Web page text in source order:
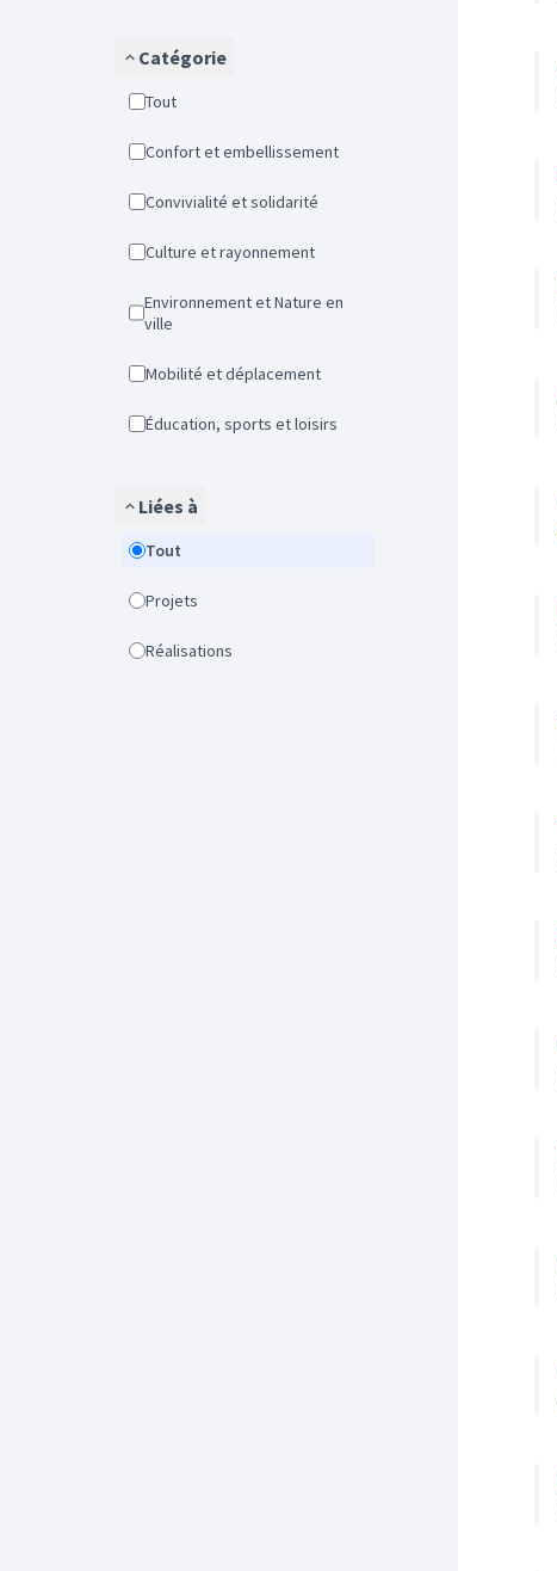
Catégorie
Tout
Confort et embellissement
Convivialité et solidarité
Culture et rayonnement
Environnement et Nature en
ville
Mobilité et déplacement
Éducation, sports et loisirs
Liées à
Tout
Projets
Réalisations